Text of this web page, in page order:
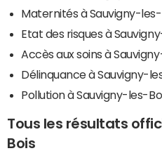
Maternités à Sauvigny-les-
Etat des risques à
Accès aux soins à
Délinquance à Sauvigny-
Pollution à Sauvigny-les-
Tous les résultats
Bois